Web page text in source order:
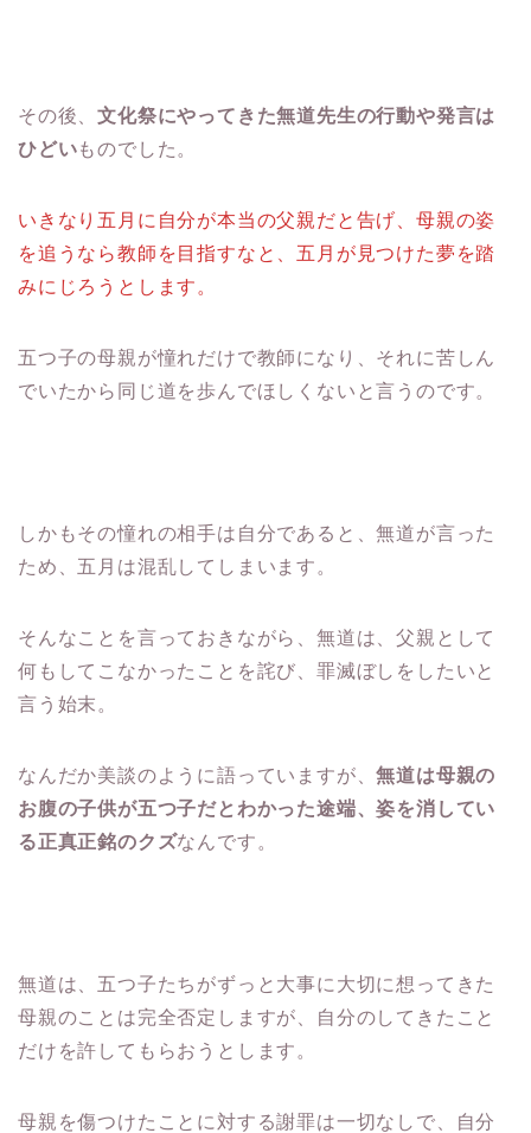
その後、文化祭にやってきた無道先生の行動や発言は
ひどいものでした。
いきなり五月に自分が本当の父親だと告げ、母親の姿
を追うなら教師を目指すなと、五月が見つけた夢を踏
みにじろうとします。
五つ子の母親が憧れだけで教師になり、それに苦しん
でいたから同じ道を歩んでほしくないと言うのです。
しかもその憧れの相手は自分であると、無道が言った
ため、五月は混乱してしまいます。
そんなことを言っておきながら、無道は、父親として
何もしてこなかったことを詫び、罪滅ぼしをしたいと
言う始末。
なんだか美談のように語っていますが、無道は母親の
お腹の子供が五つ子だとわかった途端、姿を消してい
る正真正銘のクズなんです。
無道は、五つ子たちがずっと大事に大切に想ってきた
母親のことは完全否定しますが、自分のしてきたこと
だけを許してもらおうとします。
母親を傷つけたことに対する謝罪は一切なしで、自分